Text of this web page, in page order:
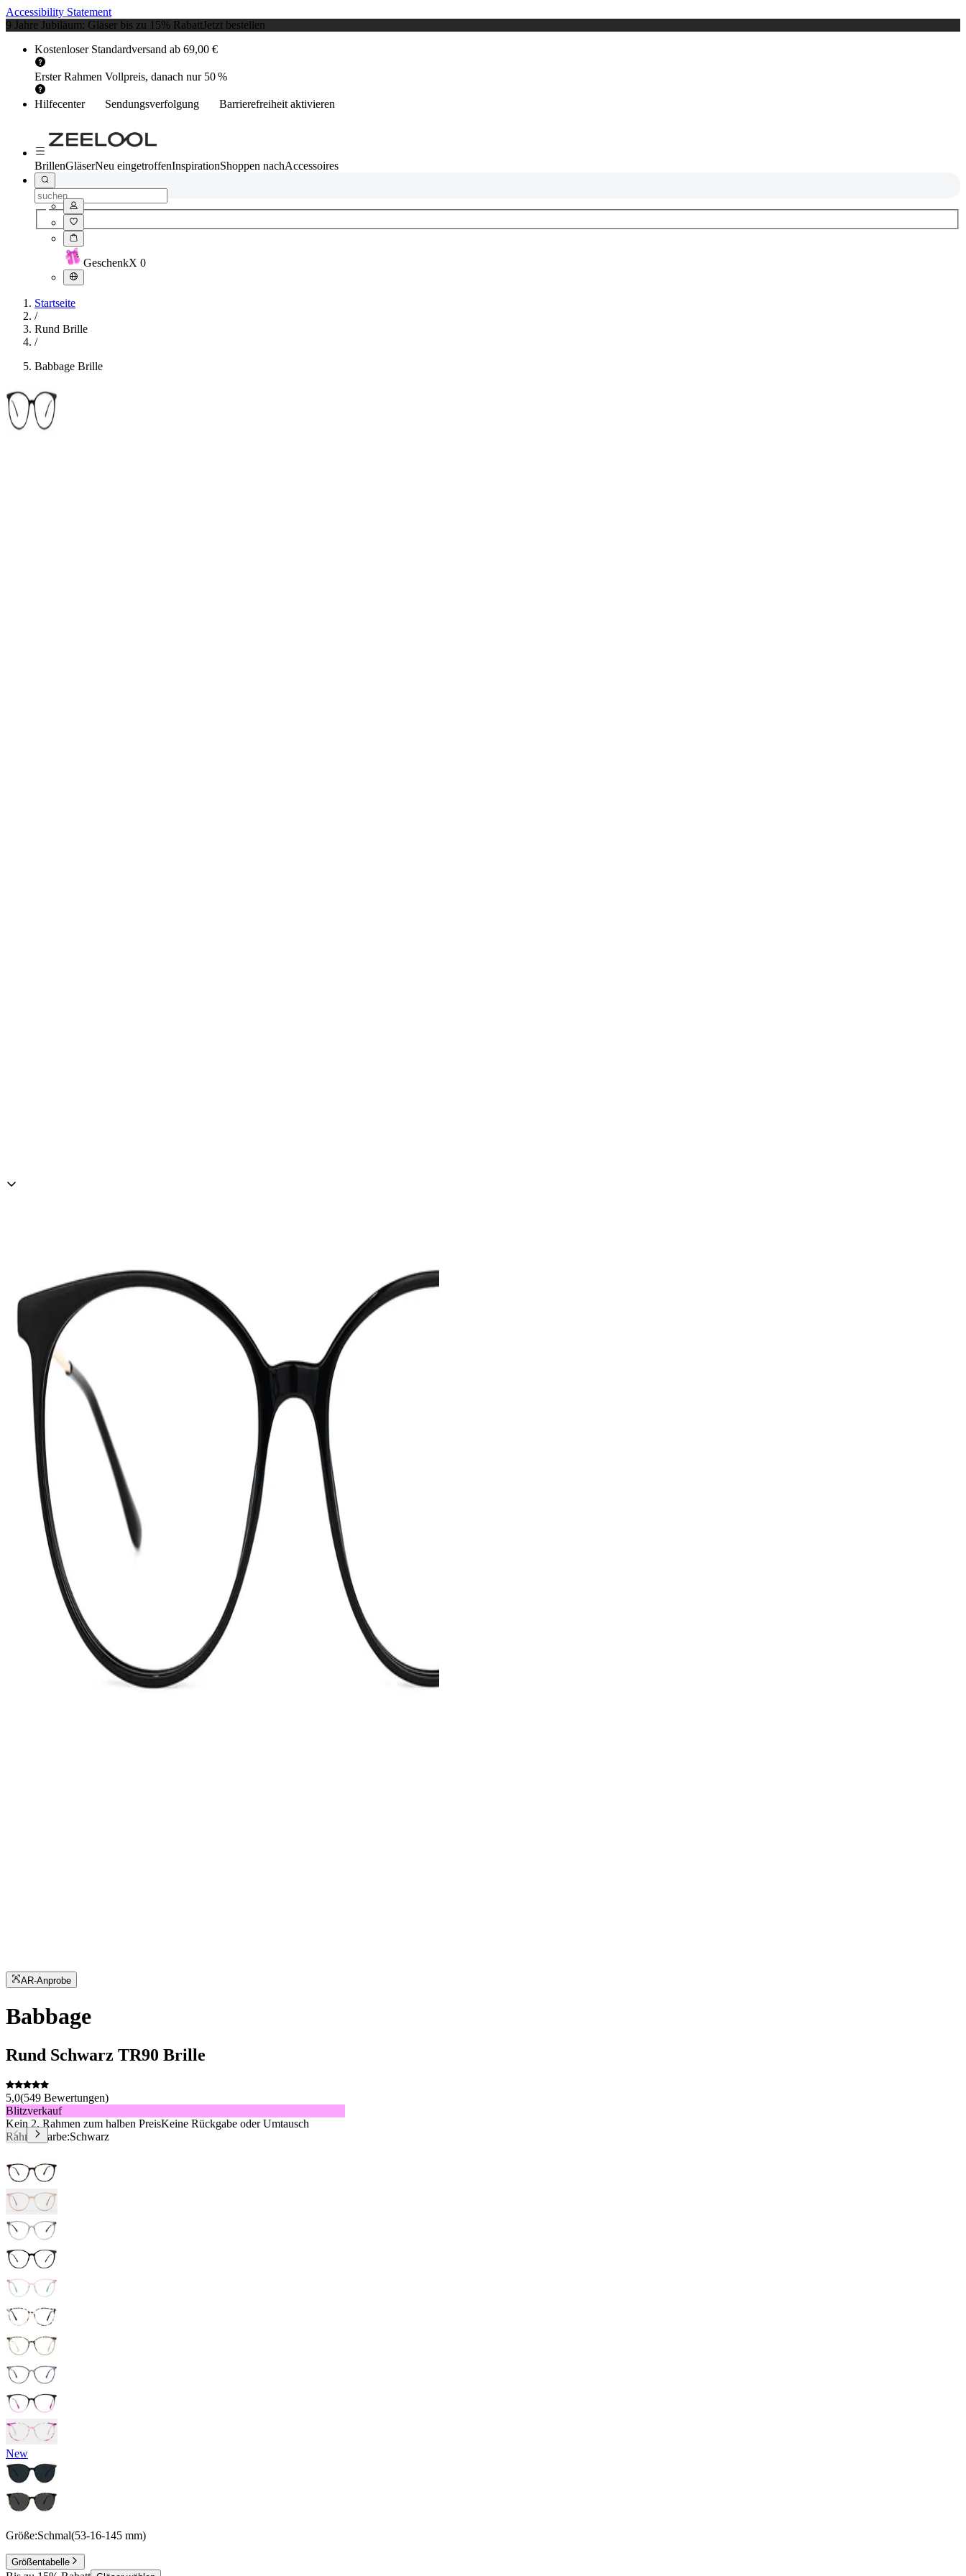
Accessibility Statement
9 Jahre Jubiläum: Gläser bis zu 15% RabattJetzt bestellen
Kostenloser Standardversand ab 69,00 €
Erster Rahmen Vollpreis, danach nur 50 %
Hilfecenter Sendungsverfolgung Barrierefreiheit aktivieren
BrillenGläserNeu eingetroffenInspirationShoppen nachAccessoires
GeschenkX 0
Startseite
/
Rund Brille
/
Babbage Brille
AR-Anprobe
Babbage
Rund Schwarz TR90 Brille
5,0(549 Bewertungen)
Blitzverkauf
Kein 2. Rahmen zum halben PreisKeine Rückgabe oder Umtausch
Rahmenfarbe:Schwarz
New
Größe:Schmal(53-16-145 mm)
Größentabelle